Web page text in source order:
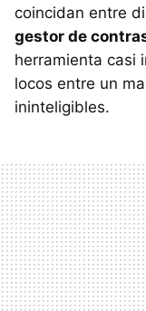
coincidan entre
gestor de
herramienta casi
locos entre un
ininteligibles.